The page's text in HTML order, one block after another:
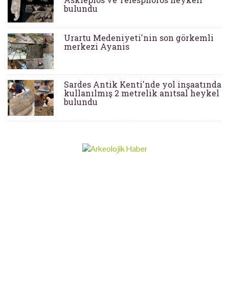
bulundu
Urartu Medeniyeti'nin son görkemli
merkezi Ayanis
Sardes Antik Kenti'nde yol inşaatında
kullanılmış 2 metrelik anıtsal heykel
bulundu